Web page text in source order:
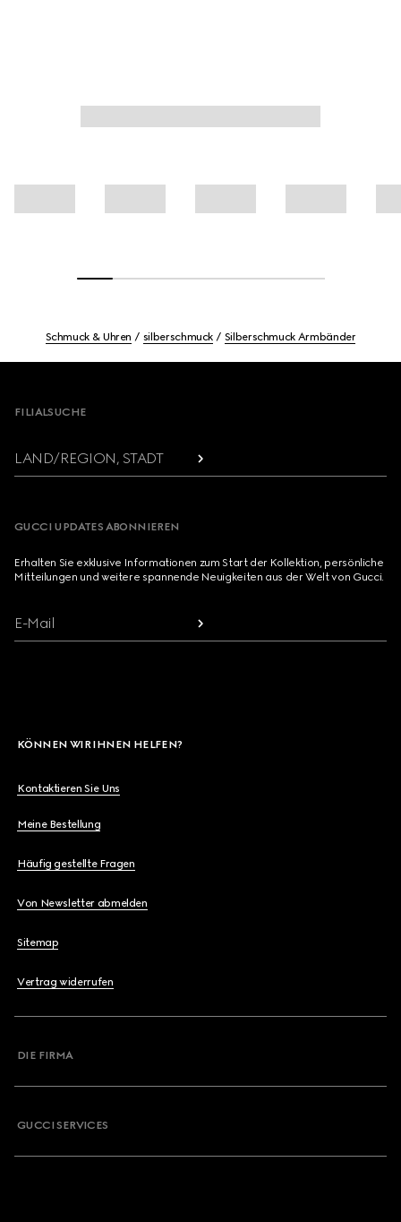
Schmuck & Uhren silberschmuck Silberschmuck Armbänder
FILIALSUCHE
LAND/REGION, STADT
GUCCI UPDATES ABONNIEREN
Erhalten Sie exklusive Informationen zum Start der Kollektion, persönliche
Mitteilungen und weitere spannende Neuigkeiten aus der Welt von Gucci.
E-Mail
KÖNNEN WIR IHNEN HELFEN?
Kontaktieren Sie Uns
Meine Bestellung
Häufig gestellte Fragen
Von Newsletter abmelden
Sitemap
Vertrag widerrufen
DIE FIRMA
GUCCI SERVICES